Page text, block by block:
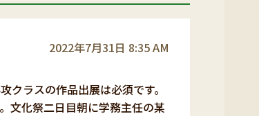
2022年7月31日 8:35 AM
ラスの作品出展は必須です。
文化祭二日目朝に学務主任の某